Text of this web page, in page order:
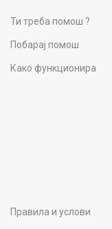
Ти треба помош ?
Побарај помош
Како функционира
Правила и услови